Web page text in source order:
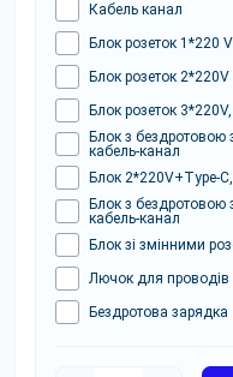
Кабель канал
Блок розеток 1*220
Блок розеток
Блок розеток
Блок з бездротовою
кабель-канал
Блок 2*220V+Type-
Блок з бездротовою
кабель-канал
Блок зі змінними
Лючок для проводів
Бездротова зарядка